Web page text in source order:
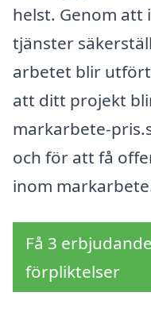
helst. Genom att
tjänster
arbetet blir
att ditt projekt
markarbete-
och för att få
inom
Få 3
förpliktelser